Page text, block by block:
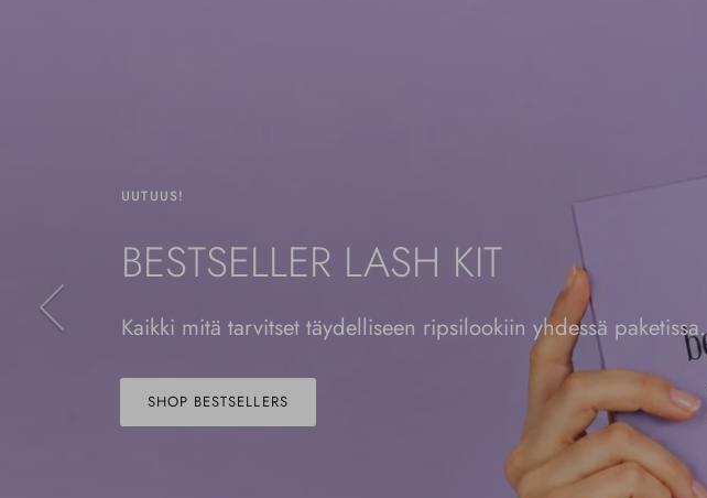
UUTUUS!
BESTSELLER LASH KIT
Kaikki mitä tarvitset täydelliseen ripsilookiin yhdessä paketissa.
SHOP BESTSELLERS